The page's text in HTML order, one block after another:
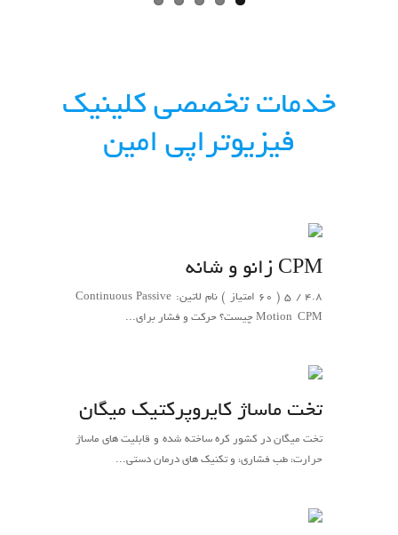
خدمات تخصصی کلینیک
فیزیوتراپی امین
CPM زانو و شانه
4.8 / 5 ( 60 امتیاز ) نام لاتین: Continuous Passive
Motion ‌‌ CPM چیست؟ حرکت و فشار برای...
تخت ماساژ کایروپرکتیک میگان
تخت میگان در کشور کره ساخته شده و قابلیت های ماساژ
حرارت، طب فشاری، و تکنیک های درمان دستی...